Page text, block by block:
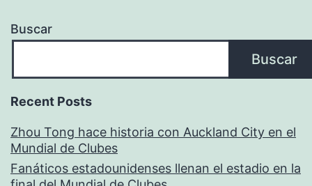
Buscar
Buscar
Recent Posts
Zhou Tong hace historia con Auckland City en el
Mundial de Clubes
Fanáticos estadounidenses llenan el estadio en la